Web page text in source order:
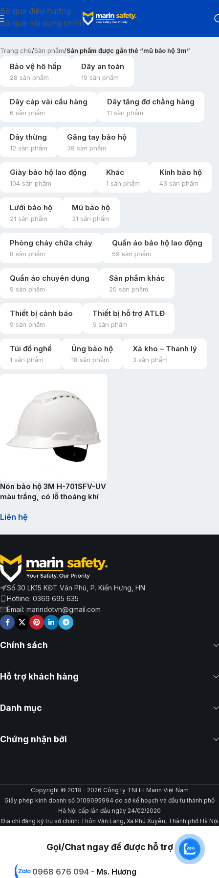
Bỏ qua điều hướng
Bỏ qua nội dung chính
Trang chủ/Sản phẩm/Sản phẩm được gắn thẻ “mũ bảo hộ 3m”
Bảo vệ hô hấp
28 sản phẩm
Dây an toàn
19 sản phẩm
Dây cáp vải cẩu hàng
6 sản phẩm
Dây tăng đơ chằng hàng
11 sản phẩm
Dây thừng
12 sản phẩm
Găng tay bảo hộ
38 sản phẩm
Giày bảo hộ lao động
104 sản phẩm
Khác
1 sản phẩm
Kính bảo hộ
43 sản phẩm
Lưới bảo hộ
21 sản phẩm
Mũ bảo hộ
31 sản phẩm
Phòng cháy chữa cháy
8 sản phẩm
Quần áo bảo hộ lao động
59 sản phẩm
Quần áo chuyên dụng
9 sản phẩm
Sản phẩm khác
20 sản phẩm
Thiết bị cảnh báo
9 sản phẩm
Thiết bị hỗ trợ ATLĐ
6 sản phẩm
Túi đồ nghề
1 sản phẩm
Ủng bảo hộ
18 sản phẩm
Xả kho – Thanh lý
3 sản phẩm
Nón bảo hộ 3M H-701SFV-UV
màu trắng, có lỗ thoáng khí
Liên hệ
Số 30 LK15 KĐT Văn Phú, P. Kiến Hưng, HN
Hotline: 0369 695 635
Email: marindotvn@gmail.com
Chính sách
Hỗ trợ khách hàng
Danh mục
Chứng nhận bởi
Copyright © 2018 - 2026 Công ty TNHH Marin Việt Nam
Giấy phép kinh doanh số 0109095994 do sở kế hoạch và đầu tư thành phố
Hà Nội cấp lần đầu ngày 24/02/2020
Địa chỉ đăng ký trụ sở chính: Thôn Văn Lãng, Xã Phú Xuyên, Thành phố Hà Nội
Gọi/Chat ngay để được hỗ trợ
0968 676 094 - Ms. Hương